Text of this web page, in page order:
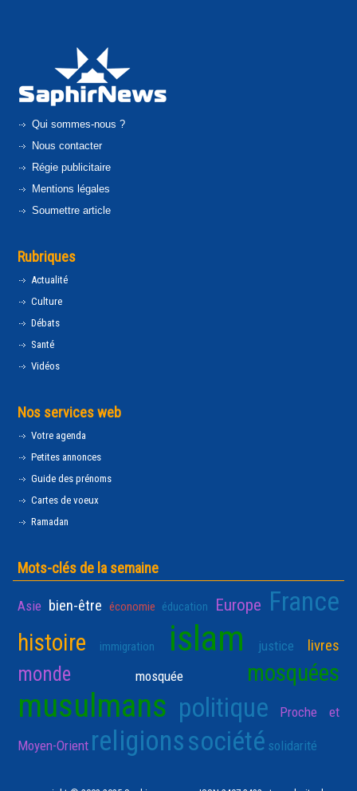
Qui sommes-nous ?
Nous contacter
Régie publicitaire
Mentions légales
Soumettre article
Rubriques
Actualité
Culture
Débats
Santé
Vidéos
Nos services web
Votre agenda
Petites annonces
Guide des prénoms
Cartes de voeux
Ramadan
Mots-clés de la semaine
Asie bien-être économie éducation Europe France
histoire immigration islam justice livres
monde mosquée mosquées
musulmans politique Proche et
Moyen-Orient religionssociété solidarité